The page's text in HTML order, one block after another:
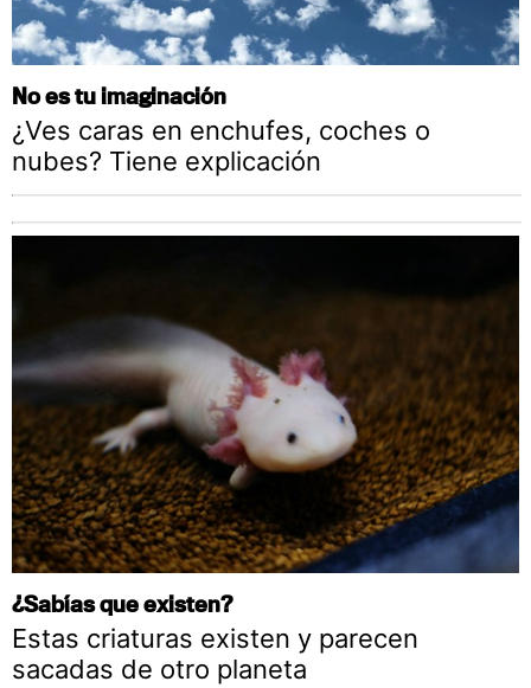
No es tu imaginación
¿Ves caras en enchufes, coches o
nubes? Tiene explicación
¿Sabías que existen?
Estas criaturas existen y parecen
sacadas de otro planeta